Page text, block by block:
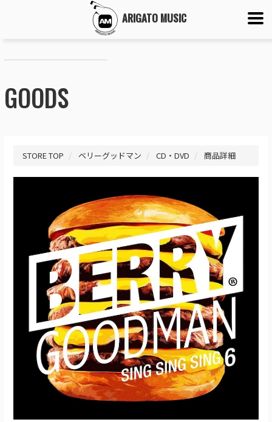
ARIGATO MUSIC
GOODS
STORE TOP ベリーグッドマン CD・DVD 商品詳細